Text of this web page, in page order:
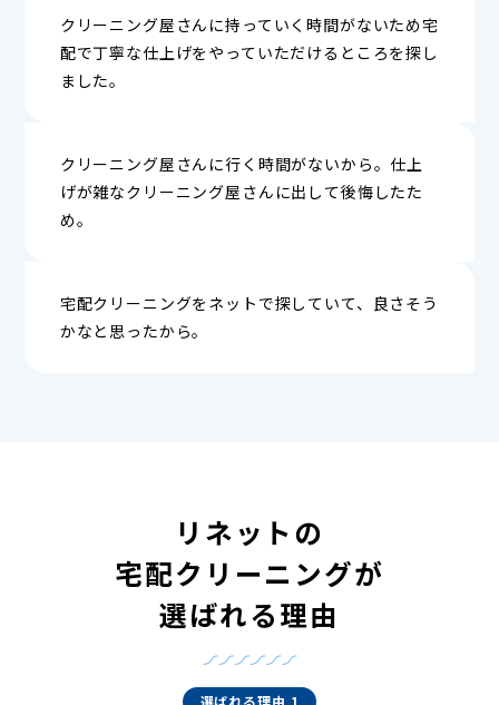
クリーニング屋さんに持っていく時間がないため宅
配で丁寧な仕上げをやっていただけるところを探し
ました。
クリーニング屋さんに行く時間がないから。仕上
げが雑なクリーニング屋さんに出して後悔したた
め。
宅配クリーニングをネットで探していて、良さそう
かなと思ったから。
リネットの
宅配クリーニングが
選ばれる理由